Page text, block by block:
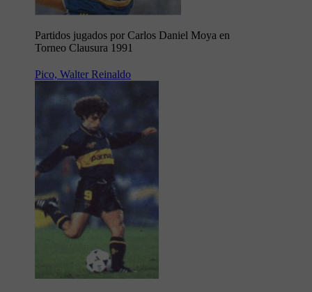
Partidos jugados por Carlos Daniel Moya en
Torneo Clausura 1991
Pico, Walter Reinaldo